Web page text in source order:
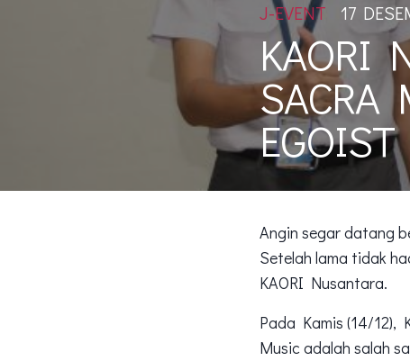
J-EVENT 17
KAORI
SACRA
EGOIST
Angin segar datang
Setelah lama tidak
KAORI Nusantara.
Pada Kamis (14/12),
Music adalah salah